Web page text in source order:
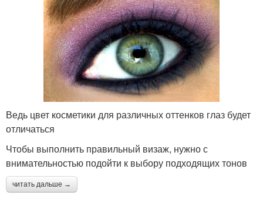
Ведь цвет косметики для различных оттенков глаз будет
отличаться
Чтобы выполнить правильный визаж, нужно с
внимательностью подойти к выбору подходящих тонов
читать дальше →